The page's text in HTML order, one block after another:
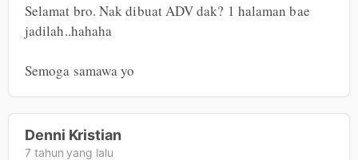
Selamat bro. Nak dibuat ADV dak? 1 halaman bae
jadilah..hahaha
Semoga samawa yo
Denni Kristian
7 tahun yang lalu